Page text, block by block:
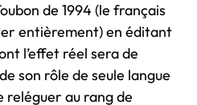
de 1994 (le français
entièrement) en éditant
l’effet réel sera de
son rôle de seule langue
reléguer au rang de